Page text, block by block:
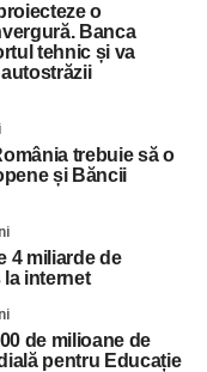
o
Banca
tehnic și va
trebuie să o
și Băncii
4 miliarde de
la internet
de milioane de
pentru Educație